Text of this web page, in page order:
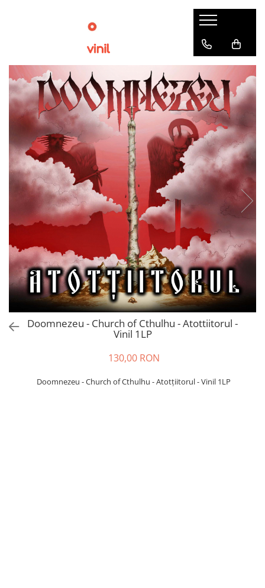
Doomnezeu - Church of Cthulhu - Atottiitorul -
Vinil 1LP
130,00 RON
Doomnezeu - Church of Cthulhu - Atotțiitorul - Vinil 1LP